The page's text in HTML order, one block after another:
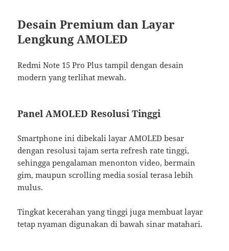
Desain Premium dan Layar
Lengkung AMOLED
Redmi Note 15 Pro Plus tampil dengan desain
modern yang terlihat mewah.
Panel AMOLED Resolusi Tinggi
Smartphone ini dibekali layar AMOLED besar
dengan resolusi tajam serta refresh rate tinggi,
sehingga pengalaman menonton video, bermain
gim, maupun scrolling media sosial terasa lebih
mulus.
Tingkat kecerahan yang tinggi juga membuat layar
tetap nyaman digunakan di bawah sinar matahari.